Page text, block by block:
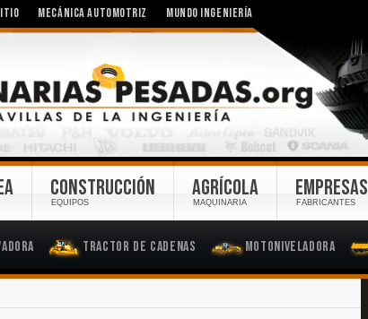
MECÁNICA AUTOMOTRIZ MUNDO INGENIERÍA
Tractor de Cadenas Motoniveladora
CONSTRUCCIÓN
EQUIPOS
AGRÍCOLA
MAQUINARIA
EMPRESAS
FABRICANTES